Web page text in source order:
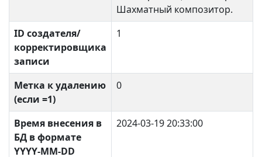
Шахматный композитор.
ID создателя/
корректировщика
записи
1
Метка к удалению
(если =1)
0
Время внесения в
БД в формате
YYYY-MM-DD
2024-03-19 20:33:00